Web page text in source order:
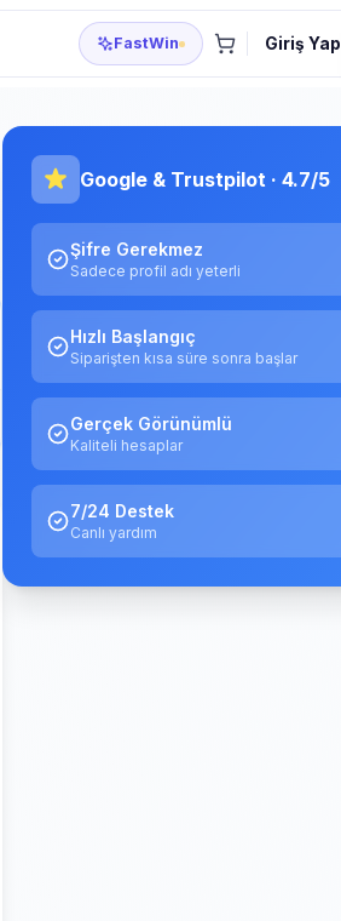
FastWin Giriş Yap
Google & Trustpilot · 4.7/5
Şifre Gerekmez
Sadece profil adı yeterli
Hızlı Başlangıç
Siparişten kısa süre sonra başlar
Gerçek Görünümlü
Kaliteli hesaplar
7/24 Destek
Canlı yardım